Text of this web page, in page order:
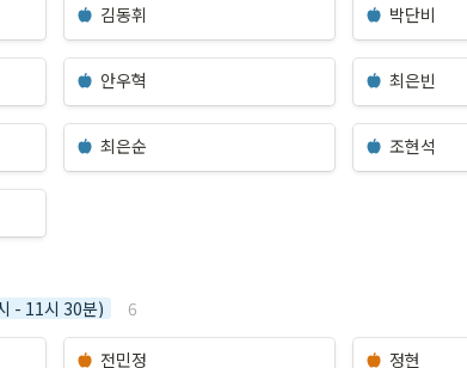
김동휘 박단비
안우혁 최은빈
최은순 조현석
- 11시 30분) 6
전민정 정현